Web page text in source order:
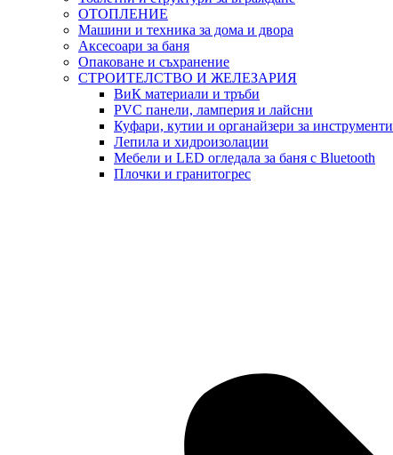
ОТОПЛЕНИЕ
Машини и техника за дома и двора
Аксесоари за баня
Опаковане и съхранение
СТРОИТЕЛСТВО И ЖЕЛЕЗАРИЯ
ВиК материали и тръби
PVC панели, ламперия и лайсни
Куфари, кутии и органайзери за инструменти
Лепила и хидроизолации
Мебели и LED огледала за баня с Bluetooth
Плочки и гранитогрес